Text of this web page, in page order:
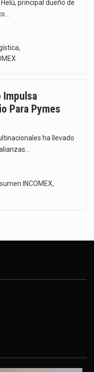
principal dueño de
,
Impulsa
Para Pymes
ha llevado
INCOMEX,